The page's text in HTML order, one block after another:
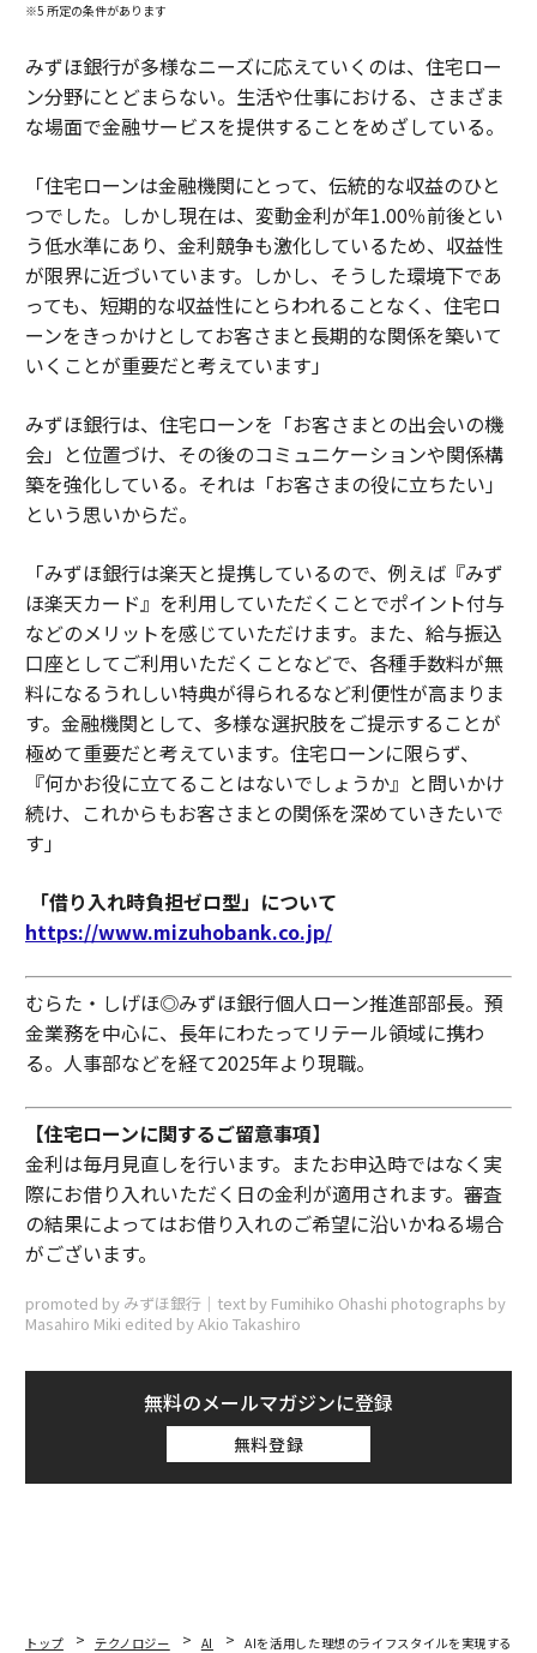
※5 所定の条件があります
みずほ銀行が多様なニーズに応えていくのは、住宅ロー
ン分野にとどまらない。生活や仕事における、さまざま
な場面で金融サービスを提供することをめざしている。
「住宅ローンは金融機関にとって、伝統的な収益のひと
つでした。しかし現在は、変動金利が年1.00％前後とい
う低水準にあり、金利競争も激化しているため、収益性
が限界に近づいています。しかし、そうした環境下であ
っても、短期的な収益性にとらわれることなく、住宅ロ
ーンをきっかけとしてお客さまと長期的な関係を築いて
いくことが重要だと考えています」
みずほ銀行は、住宅ローンを「お客さまとの出会いの機
会」と位置づけ、その後のコミュニケーションや関係構
築を強化している。それは「お客さまの役に立ちたい」
という思いからだ。
「みずほ銀行は楽天と提携しているので、例えば『みず
ほ楽天カード』を利用していただくことでポイント付与
などのメリットを感じていただけます。また、給与振込
口座としてご利用いただくことなどで、各種手数料が無
料になるうれしい特典が得られるなど利便性が高まりま
す。金融機関として、多様な選択肢をご提示することが
極めて重要だと考えています。住宅ローンに限らず、
『何かお役に立てることはないでしょうか』と問いかけ
続け、これからもお客さまとの関係を深めていきたいで
す」
「借り入れ時負担ゼロ型」について
https://www.mizuhobank.co.jp/
むらた・しげほ◎みずほ銀行個人ローン推進部部長。預
金業務を中心に、長年にわたってリテール領域に携わ
る。人事部などを経て2025年より現職。
【住宅ローンに関するご留意事項】
金利は毎月見直しを行います。またお申込時ではなく実
際にお借り入れいただく日の金利が適用されます。審査
の結果によってはお借り入れのご希望に沿いかねる場合
がございます。
promoted by みずほ銀行｜text by Fumihiko Ohashi photographs by
Masahiro Miki edited by Akio Takashiro
無料のメールマガジンに登録
無料登録
トップ テクノロジー AI AIを活用した理想のライフスタイルを実現する3つ